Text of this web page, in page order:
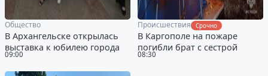
09:00
Общество
В Архангельске открылась
выставка к юбилею города
08:30
Происшествия Срочно
В Каргополе на пожаре
погибли брат с сестрой